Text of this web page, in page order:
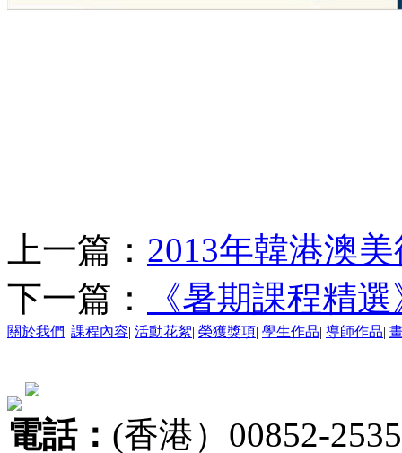
上一篇： 2013年韓港澳
下一篇：
《暑期課程精
關於我們| 課程內容| 活動花絮| 榮獲獎項| 學生作品| 導師作品|
電話： (香港）00852-